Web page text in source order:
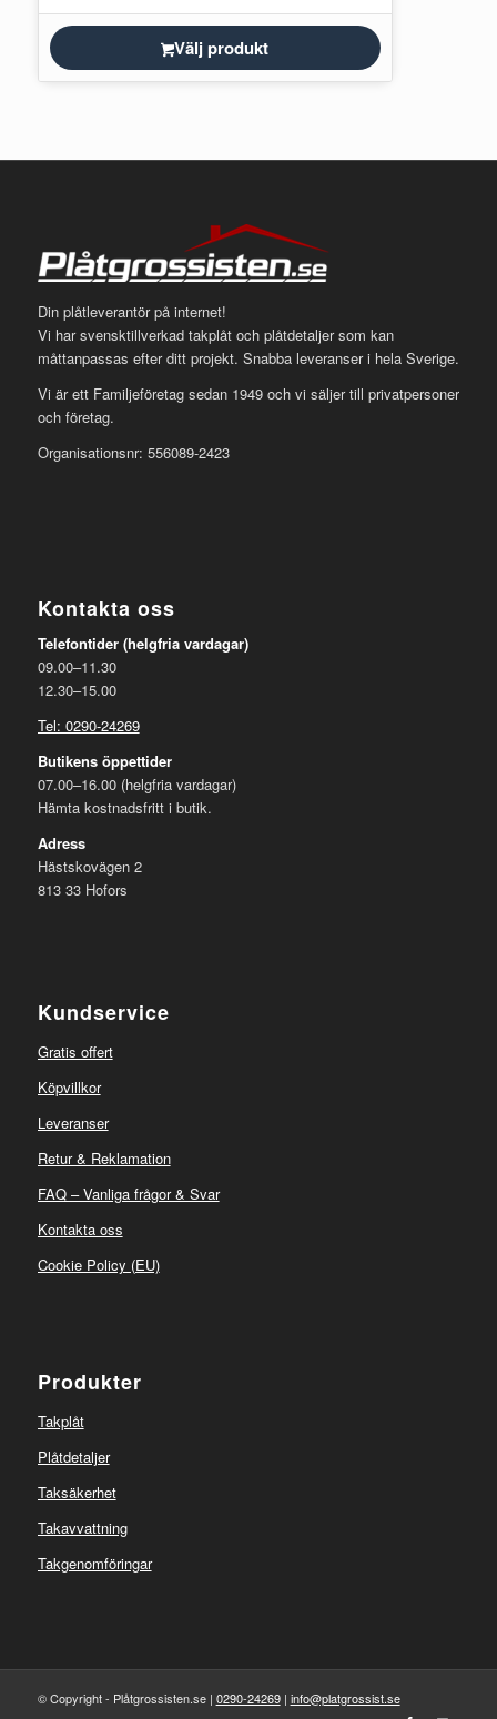
Välj produkt
Din plåtleverantör på internet!
Vi har svensktillverkad takplåt och plåtdetaljer som kan
måttanpassas efter ditt projekt. Snabba leveranser i hela Sverige.
Vi är ett Familjeföretag sedan 1949 och vi säljer till privatpersoner
och företag.
Organisationsnr: 556089-2423
Kontakta oss
Telefontider (helgfria vardagar)
09.00–11.30
12.30–15.00
Tel: 0290-24269
Butikens öppettider
07.00–16.00 (helgfria vardagar)
Hämta kostnadsfritt i butik.
Adress
Hästskovägen 2
813 33 Hofors
Kundservice
Gratis offert
Köpvillkor
Leveranser
Retur & Reklamation
FAQ – Vanliga frågor & Svar
Kontakta oss
Cookie Policy (EU)
Produkter
Takplåt
Plåtdetaljer
Taksäkerhet
Takavvattning
Takgenomföringar
© Copyright - Plåtgrossisten.se | 0290-24269| info@platgrossist.se